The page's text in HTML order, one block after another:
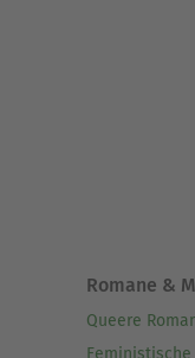
Romane &
Queere
Feministische